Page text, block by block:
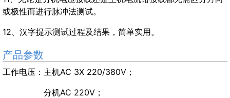
或极性而进行脉冲法测试。
12、汉字提示测试过程及结果，简单实用。
产品参数
工作电压：主机AC 3X 220/380V；
分机AC 220V；